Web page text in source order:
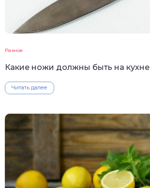
Разное
Какие ножи должны быть на кухне
Читать далее